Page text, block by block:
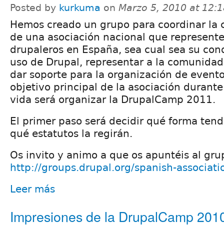
Posted by kurkuma on Marzo 5, 2010 at
Hemos creado un grupo para coordinar la
de una asociación nacional que
drupaleros en España, sea cual sea su
uso de Drupal, representar a la
dar soporte para la organización de
objetivo principal de la asociación
vida será organizar la DrupalCamp 2011.
El primer paso será decidir qué forma
qué estatutos la regirán.
Os invito y animo a que os apuntéis al
http://groups.drupal.org/spanish-
Leer más
Impresiones de la DrupalCamp